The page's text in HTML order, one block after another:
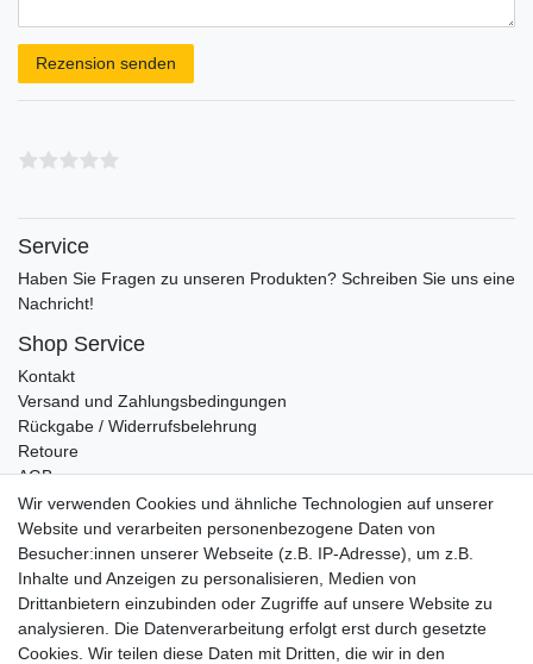
Rezension senden
Service
Haben Sie Fragen zu unseren Produkten? Schreiben Sie uns eine
Nachricht!
Shop Service
Kontakt
Versand und Zahlungsbedingungen
Rückgabe / Widerrufsbelehrung
Retoure
AGB
Vertrag widerrufen
Informationen
Datenschutz
Impressum
Wir verwenden Cookies und ähnliche Technologien auf unserer
Website und verarbeiten personenbezogene Daten von
Besucher:innen unserer Webseite (z.B. IP-Adresse), um z.B.
Inhalte und Anzeigen zu personalisieren, Medien von
Drittanbietern einzubinden oder Zugriffe auf unsere Website zu
analysieren. Die Datenverarbeitung erfolgt erst durch gesetzte
Cookies. Wir teilen diese Daten mit Dritten, die wir in den